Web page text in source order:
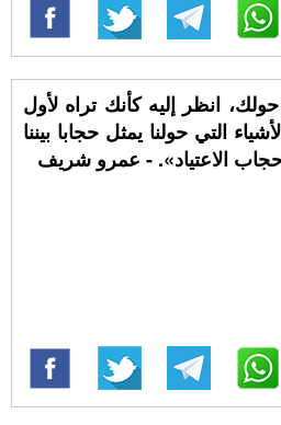
انظر إليه كأنك تراه لأول
التي حولنا يمثل حجابا بيننا
الاعتياد». - عمرو شريف